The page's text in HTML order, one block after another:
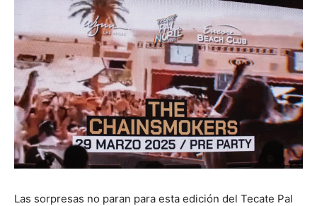
Las sorpresas no paran para esta edición del Tecate Pal